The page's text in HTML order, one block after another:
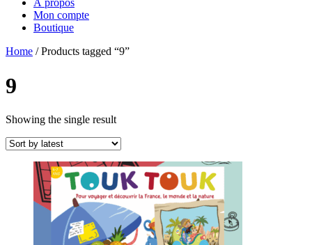
À propos
Mon compte
Boutique
Home / Products tagged “9”
9
Showing the single result